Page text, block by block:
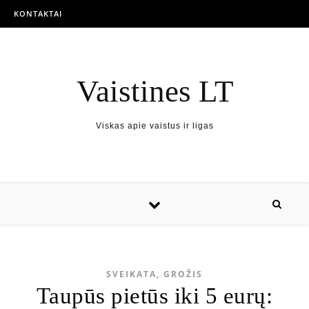
KONTAKTAI
Vaistines LT
Viskas apie vaistus ir ligas
SVEIKATA, GROŽIS
Taupūs pietūs iki 5 eurų: